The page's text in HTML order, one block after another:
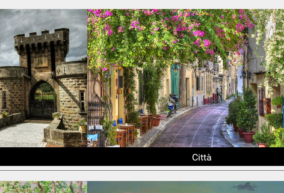
Città